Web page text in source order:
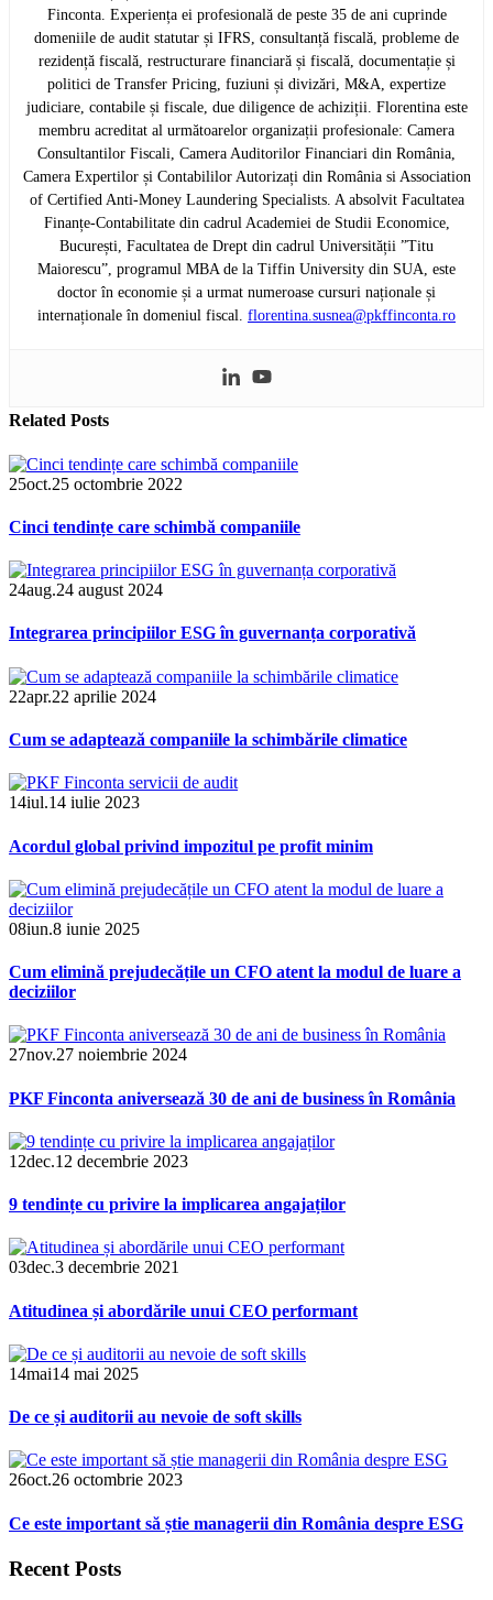
Finconta. Experiența ei profesională de peste 35 de ani cuprinde
domeniile de audit statutar și IFRS, consultanță fiscală, probleme de
rezidență fiscală, restructurare financiară și fiscală, documentație și
politici de Transfer Pricing, fuziuni și divizări, M&A, expertize
judiciare, contabile și fiscale, due diligence de achiziții. Florentina este
membru acreditat al următoarelor organizații profesionale: Camera
Consultantilor Fiscali, Camera Auditorilor Financiari din România,
Camera Expertilor și Contabililor Autorizați din România si Association
of Certified Anti-Money Laundering Specialists. A absolvit Facultatea
Finanțe-Contabilitate din cadrul Academiei de Studii Economice,
București, Facultatea de Drept din cadrul Universității ”Titu
Maiorescu”, programul MBA de la Tiffin University din SUA, este
doctor în economie și a urmat numeroase cursuri naționale și
internaționale în domeniul fiscal. florentina.susnea@pkffinconta.ro
Related Posts
25oct.25 octombrie 2022
Cinci tendințe care schimbă companiile
24aug.24 august 2024
Integrarea principiilor ESG în guvernanța corporativă
22apr.22 aprilie 2024
Cum se adaptează companiile la schimbările climatice
14iul.14 iulie 2023
Acordul global privind impozitul pe profit minim
08iun.8 iunie 2025
Cum elimină prejudecățile un CFO atent la modul de luare a
deciziilor
27nov.27 noiembrie 2024
PKF Finconta aniversează 30 de ani de business în România
12dec.12 decembrie 2023
9 tendințe cu privire la implicarea angajaților
03dec.3 decembrie 2021
Atitudinea și abordările unui CEO performant
14mai14 mai 2025
De ce și auditorii au nevoie de soft skills
26oct.26 octombrie 2023
Ce este important să știe managerii din România despre ESG
Recent Posts